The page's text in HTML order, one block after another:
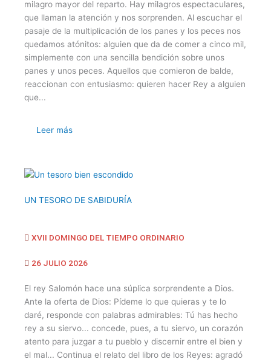
milagro mayor del reparto. Hay milagros espectaculares,
que llaman la atención y nos sorprenden. Al escuchar el
pasaje de la multiplicación de los panes y los peces nos
quedamos atónitos: alguien que da de comer a cinco mil,
simplemente con una sencilla bendición sobre unos
panes y unos peces. Aquellos que comieron de balde,
reaccionan con entusiasmo: quieren hacer Rey a alguien
que...
Leer más
UN TESORO DE SABIDURÍA
XVII DOMINGO DEL TIEMPO ORDINARIO
26 JULIO 2026
El rey Salomón hace una súplica sorprendente a Dios.
Ante la oferta de Dios: Pídeme lo que quieras y te lo
daré, responde con palabras admirables: Tú has hecho
rey a su siervo... concede, pues, a tu siervo, un corazón
atento para juzgar a tu pueblo y discernir entre el bien y
el mal... Continua el relato del libro de los Reyes: agradó